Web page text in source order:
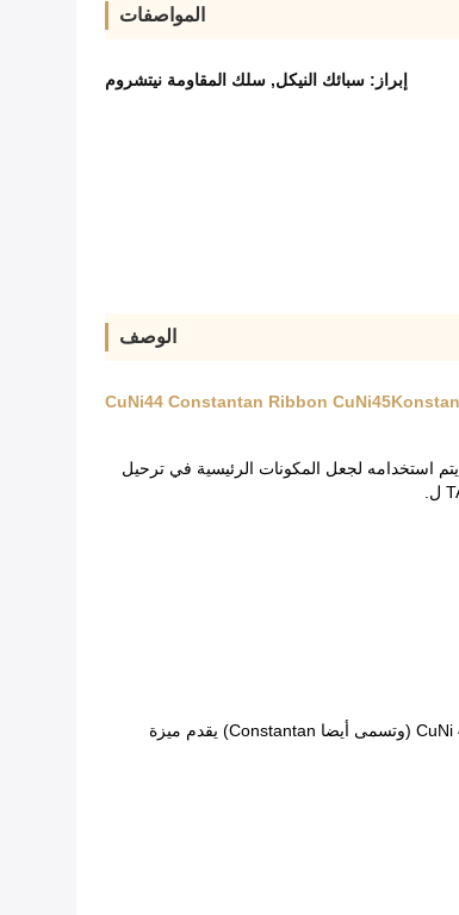
المواصفات
إبراز: سبائك النيكل, سلك المقاومة نيتشروم
الوصف
يتم استخدامه لجعل المكونات الرئيسية في ترحيل
هذه هي سبائك من التركيب الكيميائي النحاس + النيكل مع إضافة المنغنيز مع المقاومة منخفضة (من 231.5 إلى 23.6 أوم. Mm2 / قدم). الأكثر شهرة ، CuNi 44 (وتسمى أيضا Constantan) يقدم ميزة